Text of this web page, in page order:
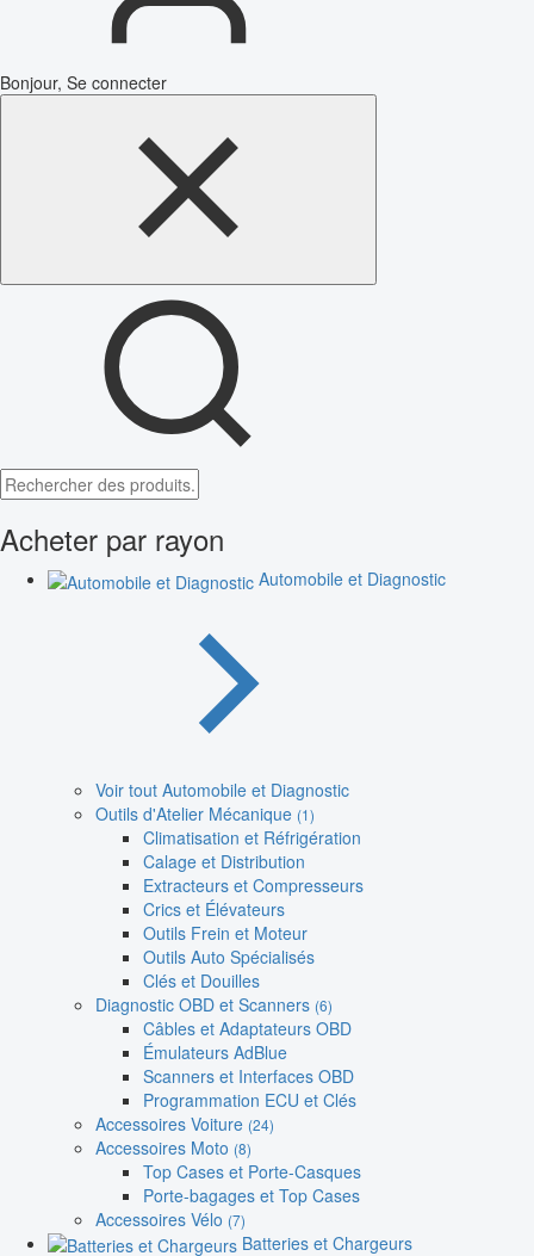
Bonjour, Se connecter
Acheter par rayon
Automobile et Diagnostic
Voir tout Automobile et Diagnostic
Outils d'Atelier Mécanique (1)
Climatisation et Réfrigération
Calage et Distribution
Extracteurs et Compresseurs
Crics et Élévateurs
Outils Frein et Moteur
Outils Auto Spécialisés
Clés et Douilles
Diagnostic OBD et Scanners (6)
Câbles et Adaptateurs OBD
Émulateurs AdBlue
Scanners et Interfaces OBD
Programmation ECU et Clés
Accessoires Voiture (24)
Accessoires Moto (8)
Top Cases et Porte-Casques
Porte-bagages et Top Cases
Accessoires Vélo (7)
Batteries et Chargeurs